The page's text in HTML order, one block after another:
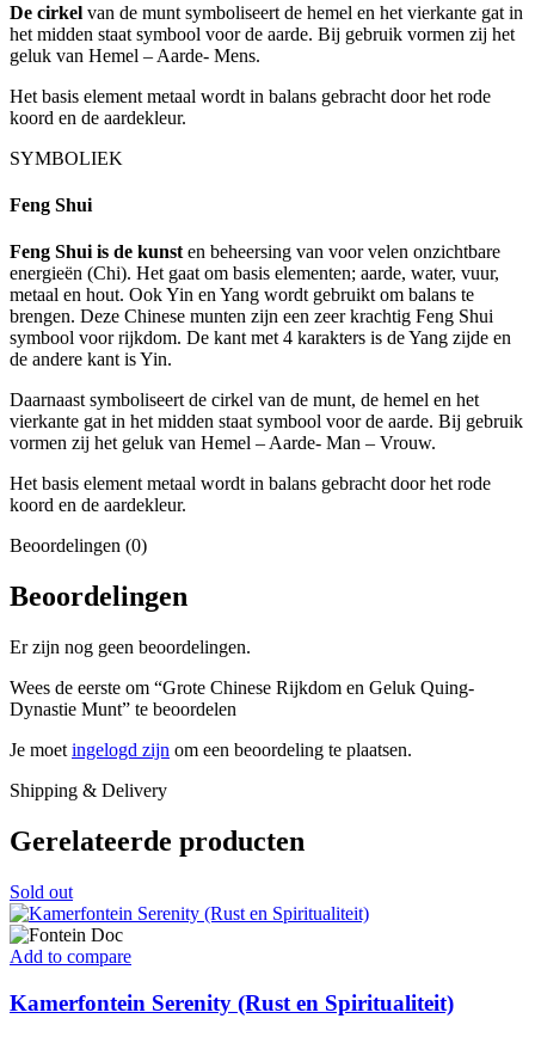
De cirkel van de munt symboliseert de hemel en het vierkante gat in
het midden staat symbool voor de aarde. Bij gebruik vormen zij het
geluk van Hemel – Aarde- Mens.
Het basis element metaal wordt in balans gebracht door het rode
koord en de aardekleur.
SYMBOLIEK
Feng Shui
Feng Shui is de kunsten beheersing van voor velen onzichtbare
energieën (Chi). Het gaat om basis elementen; aarde, water, vuur,
metaal en hout. Ook Yin en Yang wordt gebruikt om balans te
brengen. Deze Chinese munten zijn een zeer krachtig Feng Shui
symbool voor rijkdom. De kant met 4 karakters is de Yang zijde en
de andere kant is Yin.
Daarnaast symboliseert de cirkel van de munt, de hemel en het
vierkante gat in het midden staat symbool voor de aarde. Bij gebruik
vormen zij het geluk van Hemel – Aarde- Man – Vrouw.
Het basis element metaal wordt in balans gebracht door het rode
koord en de aardekleur.
Beoordelingen (0)
Beoordelingen
Er zijn nog geen beoordelingen.
Wees de eerste om “Grote Chinese Rijkdom en Geluk Quing-
Dynastie Munt” te beoordelen
Je moet ingelogd zijn om een beoordeling te plaatsen.
Shipping & Delivery
Gerelateerde producten
Sold out
Add to compare
Kamerfontein Serenity (Rust en Spiritualiteit)